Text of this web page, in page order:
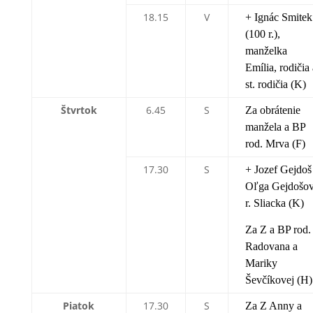
18.15 V
+ Ignác Smitek
(100 r.),
manželka
Emília, rodičia
st. rodičia (K)
Štvrtok 6.45 S
Za obrátenie
manžela a BP
rod. Mrva (F)
17.30 S
+ Jozef Gejdoš
Oľga
r. Sliacka (K)
Za Z a BP rod.
Radovana a
Mariky
Ševčíkovej (H)
Piatok 17.30 S
Za Z Anny a